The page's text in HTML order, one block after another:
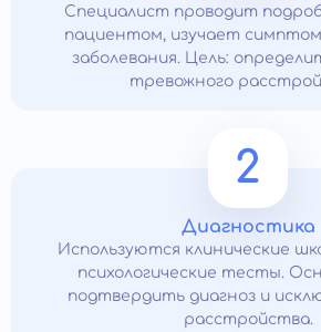
Специалист проводит
пациентом, изучает
заболевания. Цель:
тревожного
2
Диагностика
Используются клинические
психологические тесты.
подтвердить диагноз и
расстройства.